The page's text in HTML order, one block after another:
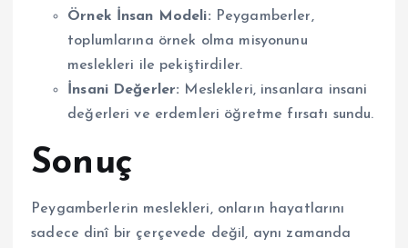
Örnek İnsan Modeli: Peygamberler,
toplumlarına örnek olma misyonunu
meslekleri ile pekiştirdiler.
İnsani Değerler: Meslekleri, insanlara insani
değerleri ve erdemleri öğretme fırsatı sundu.
Sonuç
Peygamberlerin meslekleri, onların hayatlarını
sadece dinî bir çerçevede değil, aynı zamanda